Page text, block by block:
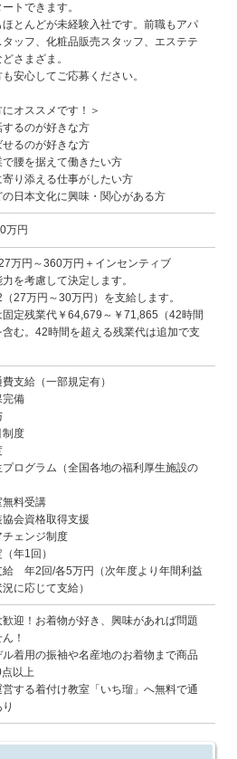
トできます。
ほとんどが未経験入社です。前職もアパ
タッフ、化粧品販売スタッフ、エステテ
さまざま。
安心してご応募ください。
にオススメです！＞
するのが好きな方
せるのが好きな方
で腰を据えて働きたい方
寄り添える仕事がしたい方
の日本文化に興味・関心がある方
万円
万円～360万円＋インセンティブ
力を考慮して決定します。
（27万円～30万円）を支給します。
定残業代￥64,679～￥71,865（42時間
む。42時間を超える残業代は追加で支
費支給（一部規定有）
完備
制度
プログラム（全国各地の福利厚生施設の
無料受講
協会資格取得支援
チェンジ制度
年1回）
給 年2回/各5万円（次年度より年間利益
に応じて支給）
歓迎！お着物が好き、興味があれば問題
！
ル着用の振袖や名産地のお着物まで商品
以上
営する着付け教室「いち瑠」へ無料で通